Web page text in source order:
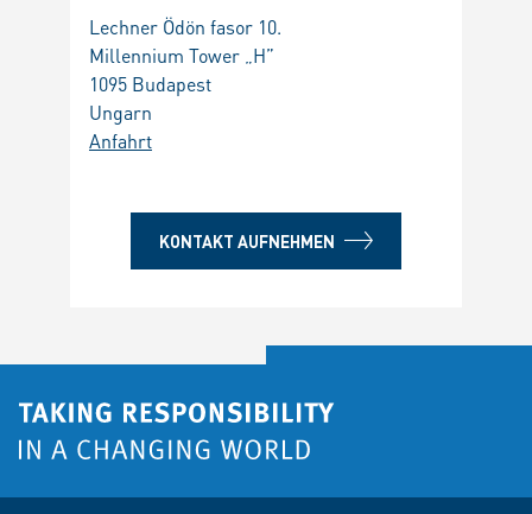
Lechner Ödön fasor 10.
Millennium Tower „H”
1095 Budapest
Ungarn
Anfahrt
KONTAKT AUFNEHMEN